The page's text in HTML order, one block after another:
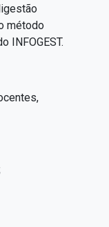
método
INFOGEST.